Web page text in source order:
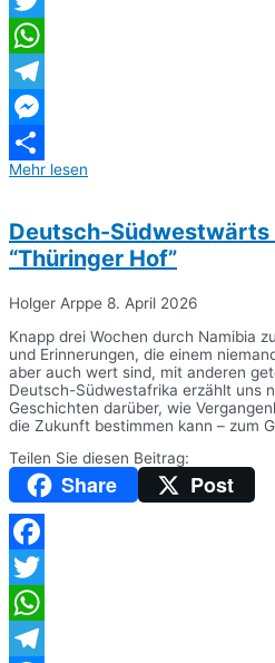
Twitter
WhatsApp
Telegram
Messenger
Teilen
Mehr lesen
Deutsch-Südwestwärts
“Thüringer Hof”
Holger Arppe 8. April 2026
Knapp drei Wochen durch Namibia
und Erinnerungen, die einem
aber auch wert sind, mit anderen
Deutsch-Südwestafrika erzählt uns
Geschichten darüber, wie
die Zukunft bestimmen kann – zum
Teilen Sie diesen Beitrag:
Share Post
Facebook
Twitter
WhatsApp